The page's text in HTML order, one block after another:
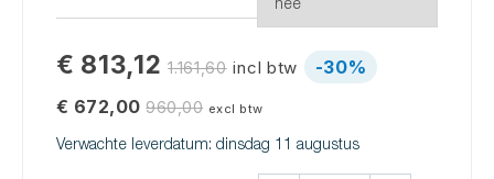
€ 813,12 1.161,60 incl btw
-30%
€ 672,00960,00 excl btw
Verwachte leverdatum: dinsdag 11 augustus